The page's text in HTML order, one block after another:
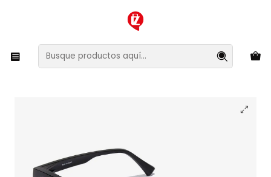
XMAS SALE ¡Compra antes de que la oferta termine!
Lentes y Accesorios Lentes de Sol
Lentes de Sol Polarizado Hawkers One Ls Raw
HOLR22BPTP